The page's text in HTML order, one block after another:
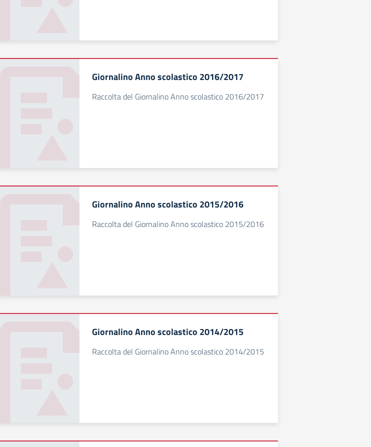
Giornalino Anno scolastico 2016/2017
Raccolta del Giornalino Anno scolastico 2016/2017
Giornalino Anno scolastico 2015/2016
Raccolta del Giornalino Anno scolastico 2015/2016
Giornalino Anno scolastico 2014/2015
Raccolta del Giornalino Anno scolastico 2014/2015